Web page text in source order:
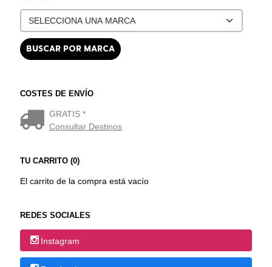
COSTES DE ENVÍO
GRATIS *
Consultar Destinos
TU CARRITO (0)
El carrito de la compra está vacío
REDES SOCIALES
Instagram